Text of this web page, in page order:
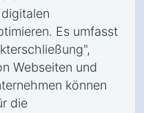
Es umfasst
Webseiten und
können
die